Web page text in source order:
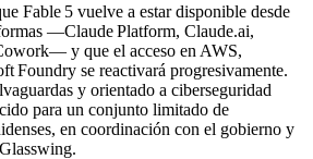
Fable 5 vuelve a estar disponible desde
—Claude Platform, Claude.ai,
y que el acceso en AWS,
Foundry se reactivará progresivamente.
y orientado a ciberseguridad
para un conjunto limitado de
en coordinación con el gobierno y